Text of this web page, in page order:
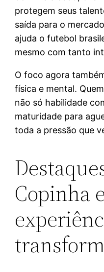
protegem seus
saída para o
ajuda o futebol
mesmo com tanto
O foco agora
física e mental.
não só habilidade
maturidade para
toda a pressão que
Copinha e